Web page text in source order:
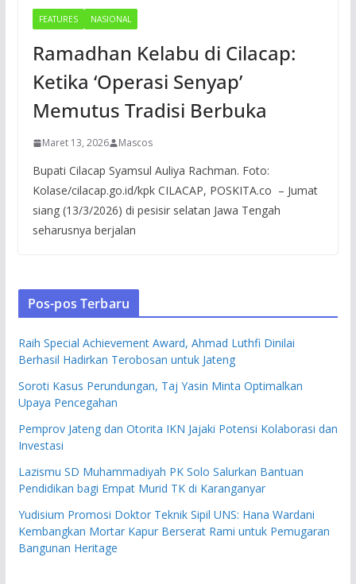
FEATURES NASIONAL
Ramadhan Kelabu di Cilacap:
Ketika ‘Operasi Senyap’
Memutus Tradisi Berbuka
Maret 13, 2026 Mascos
Bupati Cilacap Syamsul Auliya Rachman. Foto:
Kolase/cilacap.go.id/kpk CILACAP, POSKITA.co – Jumat
siang (13/3/2026) di pesisir selatan Jawa Tengah
seharusnya berjalan
Pos-pos Terbaru
Raih Special Achievement Award, Ahmad Luthfi Dinilai
Berhasil Hadirkan Terobosan untuk Jateng
Soroti Kasus Perundungan, Taj Yasin Minta Optimalkan
Upaya Pencegahan
Pemprov Jateng dan Otorita IKN Jajaki Potensi Kolaborasi dan
Investasi
Lazismu SD Muhammadiyah PK Solo Salurkan Bantuan
Pendidikan bagi Empat Murid TK di Karanganyar
Yudisium Promosi Doktor Teknik Sipil UNS: Hana Wardani
Kembangkan Mortar Kapur Berserat Rami untuk Pemugaran
Bangunan Heritage